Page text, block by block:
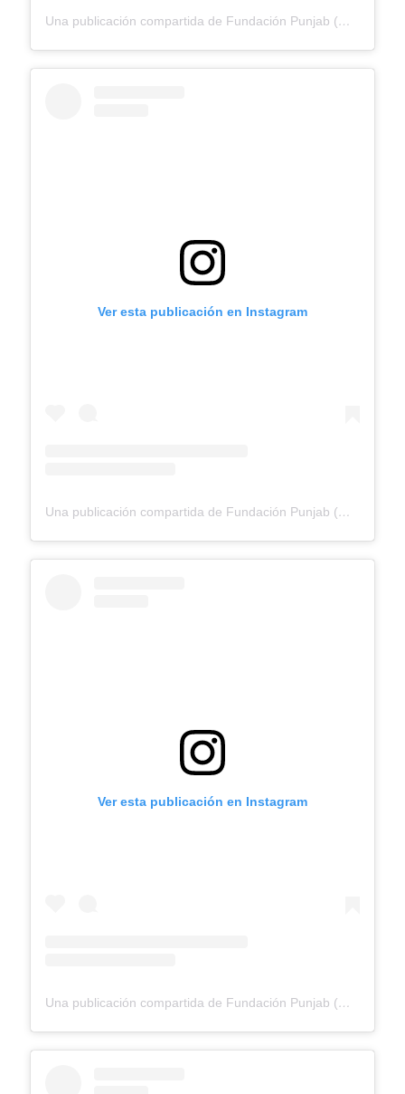
Una publicación compartida de Fundación Punjab (@fundacionpunjab)
Ver esta publicación en Instagram
Una publicación compartida de Fundación Punjab (@fundacionpunjab)
Ver esta publicación en Instagram
Una publicación compartida de Fundación Punjab (@fundacionpunjab)